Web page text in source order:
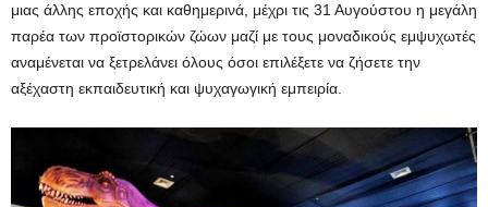
μιας άλλης εποχής και καθημερινά, μέχρι τις 31 Αυγούστου η μεγάλη
παρέα των προϊστορικών ζώων μαζί με τους μοναδικούς εμψυχωτές
αναμένεται να ξετρελάνει όλους όσοι επιλέξετε να ζήσετε την
αξέχαστη εκπαιδευτική και ψυχαγωγική εμπειρία.